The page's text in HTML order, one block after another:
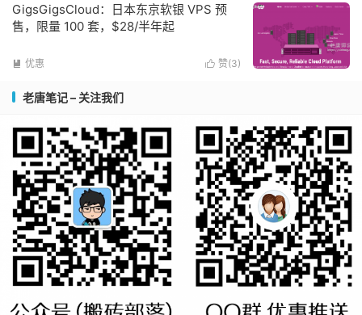
GigsGigsCloud：日本东京软银 VPS 预
售，限量 100 套，$28/半年起
 赞(3)
 优惠
老唐笔记 – 关注我们